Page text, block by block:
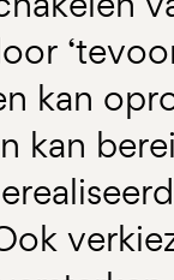
kan
kan